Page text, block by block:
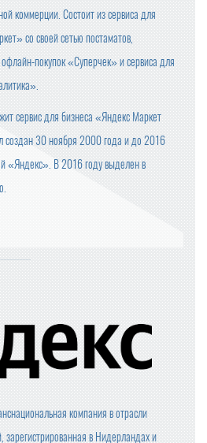
коммерции. Состоит из сервиса для
со своей сетью постаматов,
покупок «Суперчек» и сервиса для
сервис для бизнеса «Яндекс Маркет
создан 30 ноября 2000 года и до 2016
«Яндекс». В 2016 году выделен в
компания в отрасли
в Нидерландах и